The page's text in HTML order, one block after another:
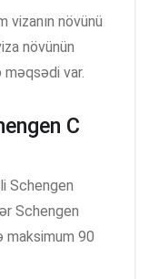
vizanın növünü
növünün
var.
C
Schengen
Schengen
maksimum 90